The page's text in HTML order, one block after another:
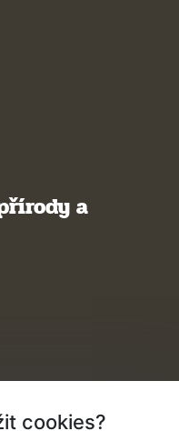
a
cookies?